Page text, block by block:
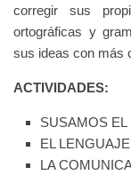
corregir sus
ortográficas y
sus ideas con más
ACTIVIDADES:
SUSAMOS
EL LENGUAJE
LA